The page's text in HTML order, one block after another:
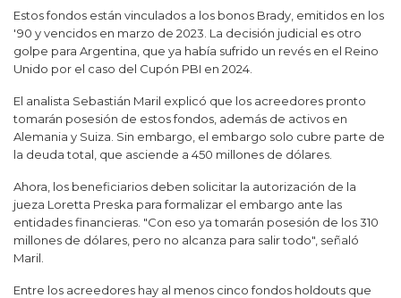
Estos fondos están vinculados a los bonos Brady, emitidos en los
'90 y vencidos en marzo de 2023. La decisión judicial es otro
golpe para Argentina, que ya había sufrido un revés en el Reino
Unido por el caso del Cupón PBI en 2024.
El analista Sebastián Maril explicó que los acreedores pronto
tomarán posesión de estos fondos, además de activos en
Alemania y Suiza. Sin embargo, el embargo solo cubre parte de
la deuda total, que asciende a 450 millones de dólares.
Ahora, los beneficiarios deben solicitar la autorización de la
jueza Loretta Preska para formalizar el embargo ante las
entidades financieras. "Con eso ya tomarán posesión de los 310
millones de dólares, pero no alcanza para salir todo", señaló
Maril.
Entre los acreedores hay al menos cinco fondos holdouts que